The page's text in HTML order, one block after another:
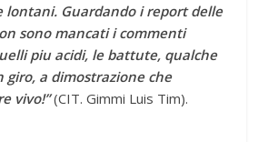
lontani. Guardando i report delle
sono mancati i commenti
piu acidi, le battute, qualche
giro, a dimostrazione che
vivo!”(CIT. Gimmi Luis Tim).